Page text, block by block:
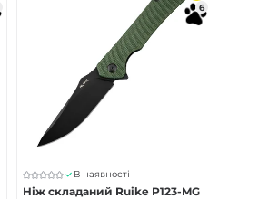
6
В наявності
Ніж складаний Ruike P123-MG